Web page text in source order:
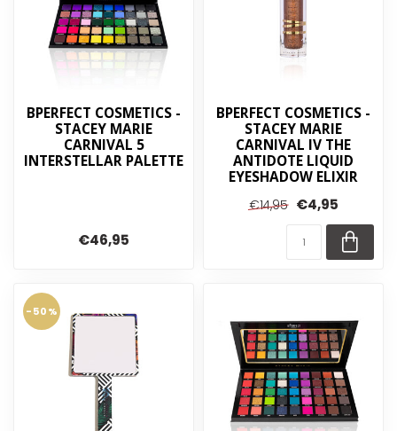
BPERFECT COSMETICS -
STACEY MARIE
CARNIVAL 5
INTERSTELLAR PALETTE
€46,95
BPERFECT COSMETICS -
STACEY MARIE
CARNIVAL IV THE
ANTIDOTE LIQUID
EYESHADOW ELIXIR
€14,95 €4,95
-50%